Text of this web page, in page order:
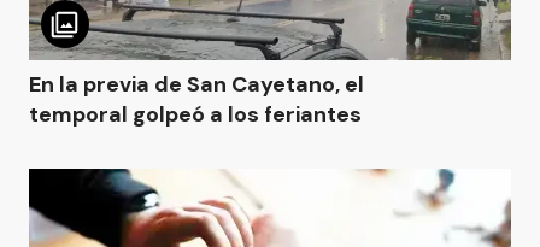
En la previa de San Cayetano, el
temporal golpeó a los feriantes